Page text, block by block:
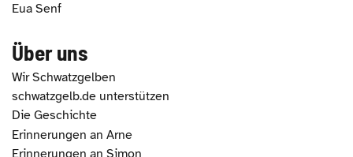
Eua Senf
Über uns
Wir Schwatzgelben
schwatzgelb.de unterstützen
Die Geschichte
Erinnerungen an Arne
Erinnerungen an Simon